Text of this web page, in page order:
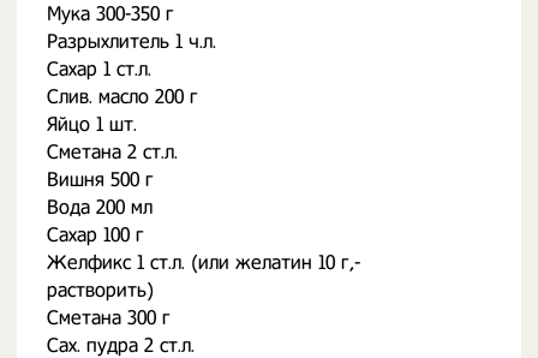
Мука 300-350 г
Разрыхлитель 1 ч.л.
Сахар 1 ст.л.
Слив. масло 200 г
Яйцо 1 шт.
Сметана 2 ст.л.
Вишня 500 г
Вода 200 мл
Сахар 100 г
Желфикс 1 ст.л. (или желатин 10 г,-
растворить)
Сметана 300 г
Сах. пудра 2 ст.л.